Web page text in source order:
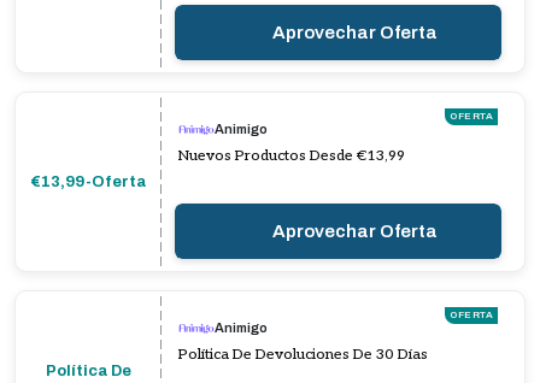
Aprovechar Oferta
€13,99-Oferta
OFERTA
Animigo
Nuevos Productos Desde €13,99
Aprovechar Oferta
Política De
OFERTA
Animigo
Política De Devoluciones De 30 Días